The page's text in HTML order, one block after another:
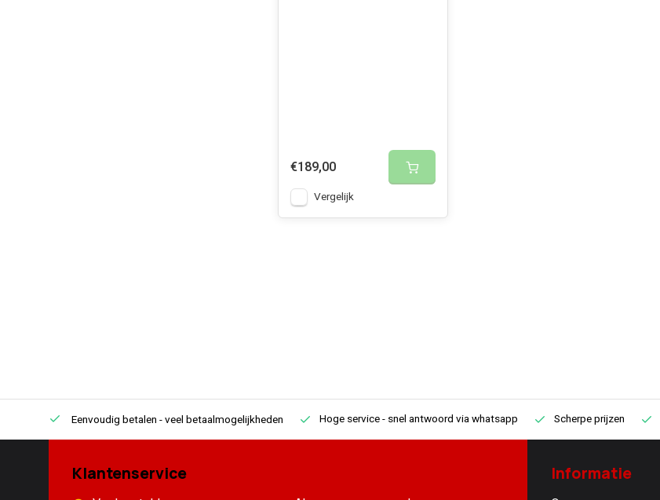
€189,00
Vergelijk
Eenvoudig betalen - veel betaalmogelijkheden Hoge service- snel antwoord via whatsapp Scherpe prijzen
Klantenservice Informatie